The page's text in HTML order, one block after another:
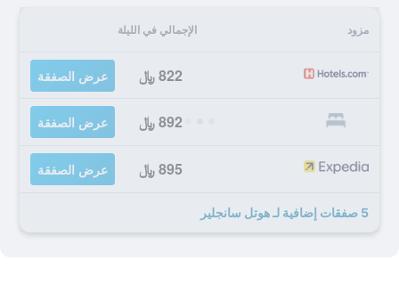
مزود الإجمالي في الليلة
822 ﷼ عرض الصفقة
892 ﷼ عرض الصفقة
895 ﷼ عرض الصفقة
5 صفقات إضافية لـ هوتل سانجلير